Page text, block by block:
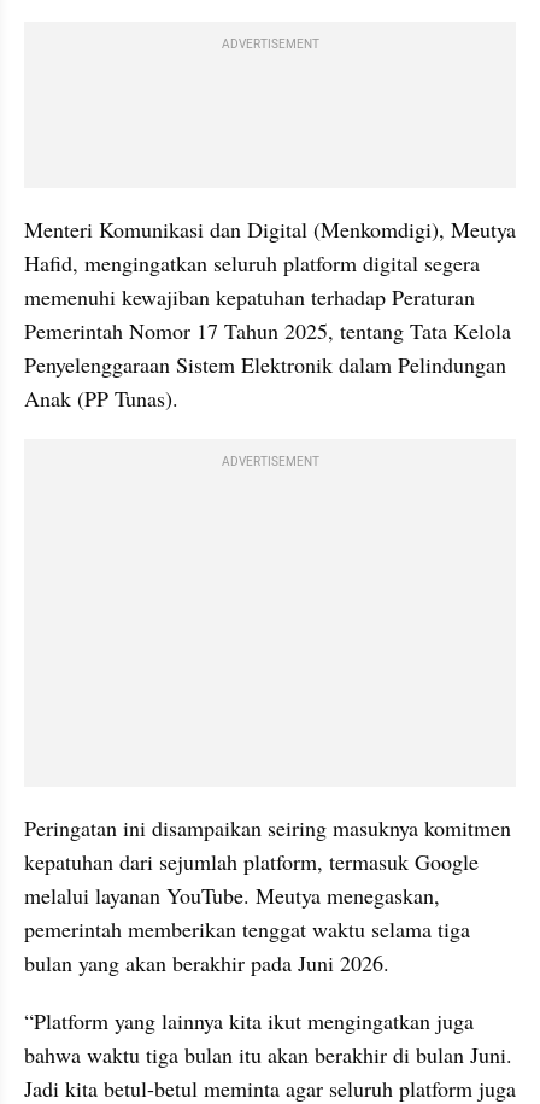
ADVERTISEMENT
Menteri Komunikasi dan Digital (Menkomdigi), Meutya
Hafid, mengingatkan seluruh platform digital segera
memenuhi kewajiban kepatuhan terhadap Peraturan
Pemerintah Nomor 17 Tahun 2025, tentang Tata Kelola
Penyelenggaraan Sistem Elektronik dalam Pelindungan
Anak (PP Tunas).
ADVERTISEMENT
Peringatan ini disampaikan seiring masuknya komitmen
kepatuhan dari sejumlah platform, termasuk Google
melalui layanan YouTube. Meutya menegaskan,
pemerintah memberikan tenggat waktu selama tiga
bulan yang akan berakhir pada Juni 2026.
“Platform yang lainnya kita ikut mengingatkan juga
bahwa waktu tiga bulan itu akan berakhir di bulan Juni.
Jadi kita betul-betul meminta agar seluruh platform juga